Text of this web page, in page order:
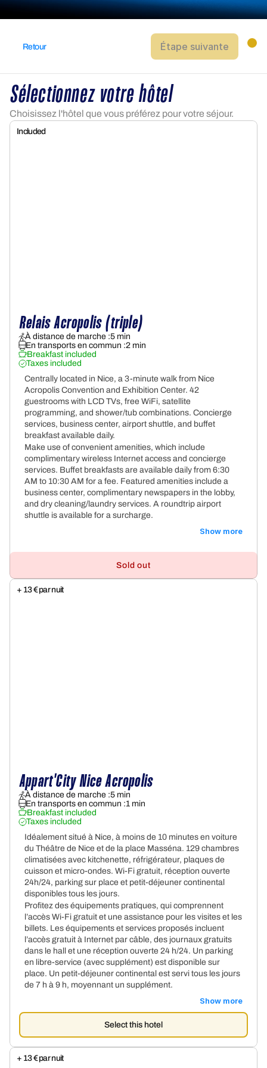
Étape suivante
Retour
Sélectionnez votre hôtel
Choisissez l'hôtel que vous préférez pour votre séjour.
Relais Acropolis (triple)
Breakfast included
Taxes included
À distance de marche :5 min
En transports en commun :2 min
Centrally located in Nice, a 3-minute walk from Nice
Acropolis Convention and Exhibition Center. 42
guestrooms with LCD TVs, free WiFi, satellite
programming, and shower/tub combinations. Concierge
services, business center, airport shuttle, and buffet
breakfast available daily.
Make use of convenient amenities, which include
complimentary wireless Internet access and concierge
services. Buffet breakfasts are available daily from 6:30
AM to 10:30 AM for a fee. Featured amenities include a
business center, complimentary newspapers in the lobby,
and dry cleaning/laundry services. A roundtrip airport
shuttle is available for a surcharge.
Show more
Sold out
Included
Appart'City Nice Acropolis
Breakfast included
Taxes included
À distance de marche :5 min
En transports en commun :1 min
Select this hotel
Idéalement situé à Nice, à moins de 10 minutes en voiture
du Théâtre de Nice et de la place Masséna. 129 chambres
climatisées avec kitchenette, réfrigérateur, plaques de
cuisson et micro-ondes. Wi-Fi gratuit, réception ouverte
24h/24, parking sur place et petit-déjeuner continental
disponibles tous les jours.
Profitez des équipements pratiques, qui comprennent
l’accès Wi-Fi gratuit et une assistance pour les visites et les
billets. Les équipements et services proposés incluent
l’accès gratuit à Internet par câble, des journaux gratuits
dans le hall et une réception ouverte 24 h/24. Un parking
en libre-service (avec supplément) est disponible sur
place. Un petit-déjeuner continental est servi tous les jours
de 7 h à 9 h, moyennant un supplément.
Show more
+ 13 € par nuit
+ 13 € par nuit